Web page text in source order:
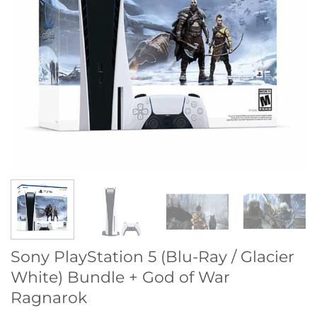
Sony PlayStation 5 (Blu-Ray / Glacier
White) Bundle + God of War
Ragnarok